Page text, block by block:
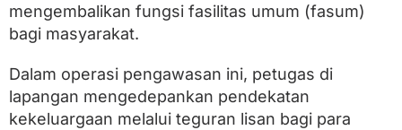
P
e
a
g
a
n
mengembalikan fungsi fasilitas umum (fasum)
bagi masyarakat.
Dalam operasi pengawasan ini, petugas di
lapangan mengedepankan pendekatan
kekeluargaan melalui teguran lisan bagi para